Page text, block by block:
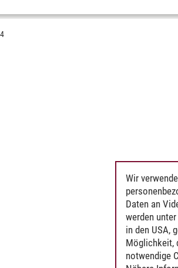
Wir
Daten an
werden
in den USA,
Möglichkeit,
notwendige